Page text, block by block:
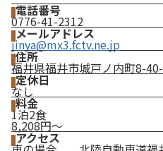
電話番号
0776-41-2312
メールアドレス
jinya@mx3.fctv.ne.jp
住所
福井県福井市城戸ノ内町8-
定休日
なし
料金
1泊2食
8,208円～
アクセス